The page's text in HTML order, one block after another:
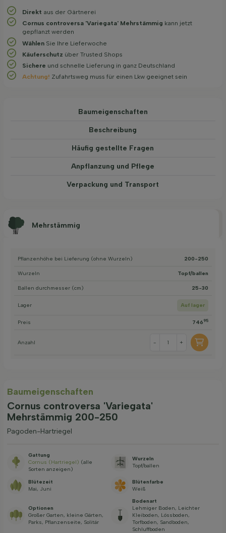
Direkt aus der Gärtnerei
Cornus controversa 'Variegata' Mehrstämmig kann jetzt
gepflanzt werden
Wählen Sie Ihre Lieferwoche
Käuferschutz über Trusted Shops
Sichere und schnelle Lieferung in ganz Deutschland
Achtung! Zufahrtsweg muss für einen Lkw geeignet sein
Baum­eigen­schaften
Beschreibung
Häufig gestellte Fragen
Anpflanzung und Pflege
Verpackung und Transport
Mehrstämmig
Pflanzenhöhe bei Lieferung (ohne Wurzeln) 200-250
Wurzeln Topf/ballen
Ballen durchmesser (cm) 25-30
Lager Auf lager
Preis 746 95
Anzahl - +
Baum­eigen­schaften
Cornus controversa 'Variegata'
Mehrstämmig 200-250
Pagoden-Hartriegel
Gattung
Cornus (Hartriegel) (alle
Sorten anzeigen)
Wurzeln
Topf/ballen
Blütezeit
Mai, Juni
Blütenfarbe
Weiß
Optionen
Großer Garten, kleine Gärten,
Parks, Pflanzenseite, Solitär
Bodenart
Lehmiger Boden, Leichter
Kleiboden, Lössboden,
Torfboden, Sandboden,
Schluffboden